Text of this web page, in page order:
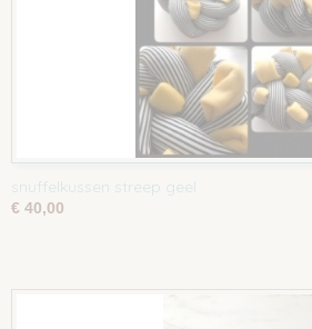
snuffelkussen streep geel
€ 40,00